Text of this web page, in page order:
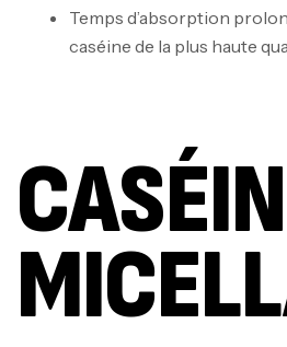
Temps d’absorption
caséine de la plus haute